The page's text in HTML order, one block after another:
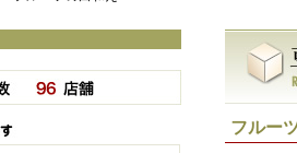
フルー